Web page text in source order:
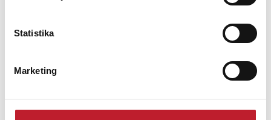
Statistika
Marketing